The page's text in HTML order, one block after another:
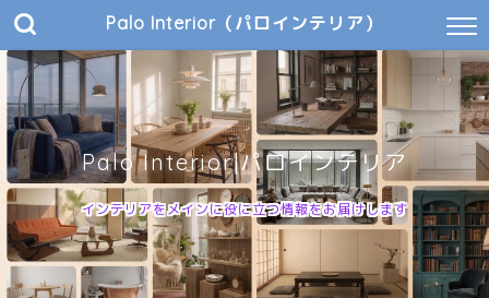
Palo Interior（パロインテリア）
Palo Interior|パロインテリア
インテリアをメインに役に立つ情報をお届けします